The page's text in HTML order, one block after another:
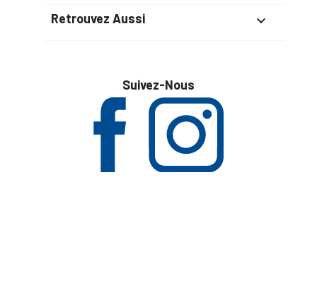
Retrouvez Aussi 
Suivez-Nous